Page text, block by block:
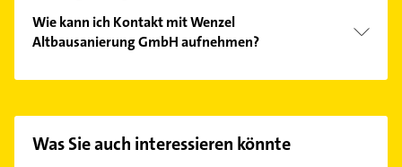
Wie kann ich Kontakt mit Wenzel
Altbausanierung GmbH aufnehmen?
Hier finden Sie alleKontaktdaten
Was Sie auch interessieren könnte